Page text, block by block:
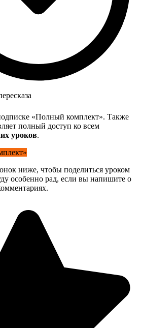
«Полный комплект». Также
полный доступ ко всем
уроков.
ниже, чтобы поделиться уроком
особенно рад, если вы напишите о